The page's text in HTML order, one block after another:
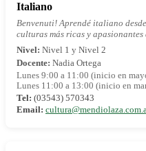
Italiano
Benvenuti! Aprendé italiano
culturas más ricas y apasionantes
Nivel: Nivel 1 y Nivel 2
Docente: Nadia Ortega
Lunes 9:00 a 11:00 (inicio en
Lunes 11:00 a 13:00 (inicio en
Tel: (03543) 570343
Email: